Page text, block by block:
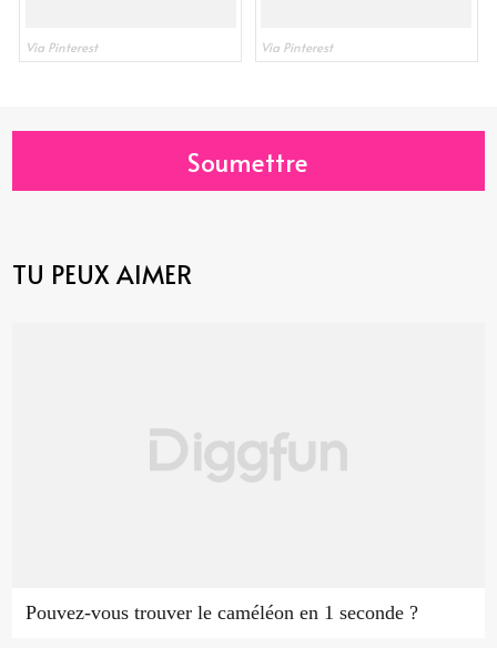
Via Pinterest Via Pinterest
Soumettre
TU PEUX AIMER
Pouvez-vous trouver le caméléon en 1 seconde ?